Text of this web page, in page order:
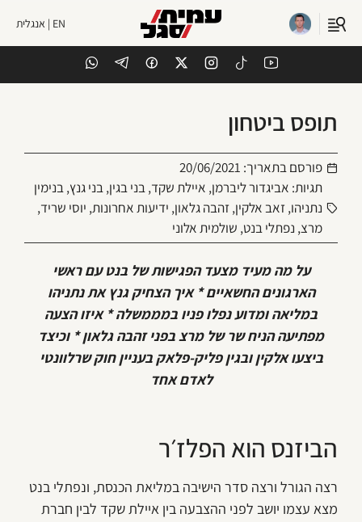
EN | אנגלית
תופס ביטחון
פורסם בתאריך: 20/06/2021
תגיות: אביגדור ליברמן, איילת שקד,בני בגין,בני גנץ,בנימין
נתניהו,זאב אלקין,זהבה גלאון, ידיעות אחרונות, יוסי שריד,
מרצ, נפתלי בנט, שולמית אלוני
על מה מעיד מצעד הפגישות של בנט עם ראשי
הארגונים החשאיים * איך הצחיק גנץ את נתניהו
במליאה ומדוע נפלו פניו במממשלה * איזו הצעה
מפתיעה הניח שר של מרצ בפני זהבה גלאון * וכיצד
ביצעו אלקין ובגין פליק-פלאק בעניין חוק שרלוונטי
לאדם אחד
הביזנס הוא הפלז׳ר
רצה הגורל ורצה סדר הישיבה במליאת הכנסת, ונפתלי בנט
מצא עצמו יושב לפני ההצבעה בין איילת שקד לבין חברת